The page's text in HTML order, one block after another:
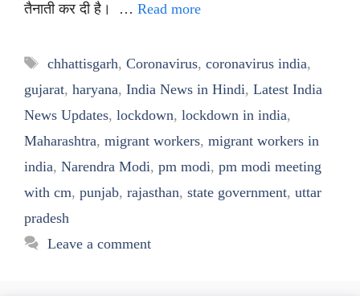
तैनाती कर दी है। … Read more
Tags
chhattisgarh, Coronavirus, coronavirus india,
gujarat, haryana, India News in Hindi, Latest India
News Updates, lockdown, lockdown in india,
Maharashtra, migrant workers, migrant workers in
india, Narendra Modi, pm modi, pm modi meeting
with cm, punjab, rajasthan, state government, uttar
pradesh
Leave a comment